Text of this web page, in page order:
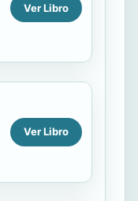
Ver Libro
Ver Libro